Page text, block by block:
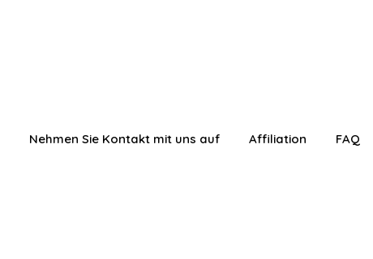
Nehmen Sie Kontakt mit uns auf Affiliation FAQ